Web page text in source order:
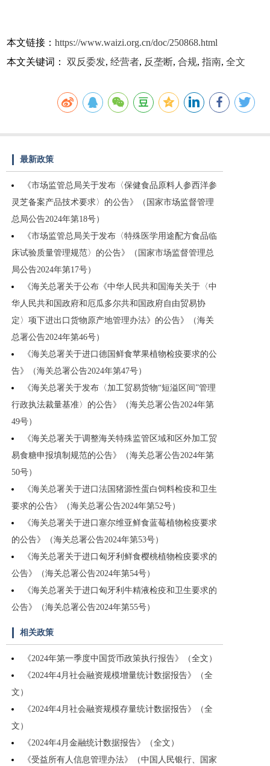
本文链接：https://www.waizi.org.cn/doc/250868.html
本文关键词：双反委发,经营者, 反垄断,合规,指南,全文
最新政策
《市场监管总局关于发布〈保健食品原料人参西洋参
灵芝备案产品技术要求〉的公告》（国家市场监督管理
总局公告2024年第18号）
《市场监管总局关于发布〈特殊医学用途配方食品临
床试验质量管理规范〉的公告》（国家市场监督管理总
局公告2024年第17号）
《海关总署关于公布《中华人民共和国海关关于〈中
华人民共和国政府和厄瓜多尔共和国政府自由贸易协
定〉项下进出口货物原产地管理办法》的公告》（海关
总署公告2024年第46号）
《海关总署关于进口德国鲜食苹果植物检疫要求的公
告》（海关总署公告2024年第47号）
《海关总署关于发布〈加工贸易货物“短溢区间”管理
行政执法裁量基准〉的公告》（海关总署公告2024年第
49号）
《海关总署关于调整海关特殊监管区域和区外加工贸
易食糖申报填制规范的公告》（海关总署公告2024年第
50号）
《海关总署关于进口法国猪源性蛋白饲料检疫和卫生
要求的公告》（海关总署公告2024年第52号）
《海关总署关于进口塞尔维亚鲜食蓝莓植物检疫要求
的公告》（海关总署公告2024年第53号）
《海关总署关于进口匈牙利鲜食樱桃植物检疫要求的
公告》（海关总署公告2024年第54号）
《海关总署关于进口匈牙利牛精液检疫和卫生要求的
公告》（海关总署公告2024年第55号）
相关政策
《2024年第一季度中国货币政策执行报告》（全文）
《2024年4月社会融资规模增量统计数据报告》（全
文）
《2024年4月社会融资规模存量统计数据报告》（全
文）
《2024年4月金融统计数据报告》（全文）
《受益所有人信息管理办法》（中国人民银行、国家